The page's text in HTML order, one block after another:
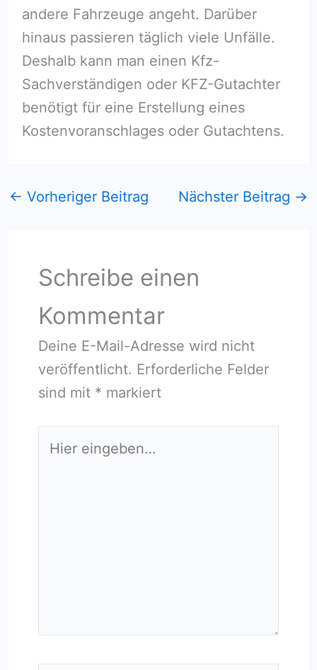
andere Fahrzeuge angeht. Darüber
hinaus passieren täglich viele Unfälle.
Deshalb kann man einen Kfz-
Sachverständigen oder KFZ-Gutachter
benötigt für eine Erstellung eines
Kostenvoranschlages oder Gutachtens.
← Vorheriger Beitrag Nächster Beitrag →
Schreibe einen
Kommentar
Deine E-Mail-Adresse wird nicht
veröffentlicht. Erforderliche Felder
sind mit * markiert
eingeben…